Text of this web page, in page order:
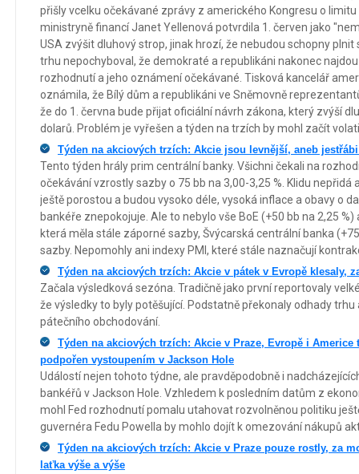
přišly vcelku očekávané zprávy z amerického Kongresu o
ministryně financí Janet Yellenová potvrdila 1. červen jako
USA zvýšit dluhový strop, jinak hrozí, že nebudou schopny plnit
trhu nepochyboval, že demokraté a republikáni nakonec
rozhodnutí a jeho oznámení očekávané. Tisková kancelář
oznámila, že Bílý dům a republikáni ve Sněmovně
že do 1. června bude přijat oficiální návrh zákona, který zvýší
dolarů. Problém je vyřešen a týden na trzích by mohl začít
Týden na akciových trzích: Akcie jsou levnější, aneb
Tento týden hrály prim centrální banky. Všichni čekali na
očekávání vzrostly sazby o 75 bb na 3,00-3,25 %. Klidu
ještě porostou a budou vysoko déle, vysoká inflace a obavy o
bankéře znepokojuje. Ale to nebylo vše BoE (+50 bb na 2,25
která měla stále záporné sazby, Švýcarská centrální banka
sazby. Nepomohly ani indexy PMI, které stále naznačují
Týden na akciových trzích: Akcie v pátek v Evropě klesaly,
Začala výsledková sezóna. Tradičně jako první reportovaly
že výsledky to byly potěšující. Podstatně překonaly odhady
pátečního obchodování.
Týden na akciových trzích: Akcie v Praze, Evropě i
podpořen vystoupením v Jackson Hole
Událostí nejen tohoto týdne, ale pravděpodobně i
bankéřů v Jackson Hole. Vzhledem k posledním datům z
mohl Fed rozhodnutí pomalu utahovat rozvolněnou politiku
guvernéra Fedu Powella by mohlo dojít k omezování nákupů
Týden na akciových trzích: Akcie v Praze pouze rostly, za
laťka výše a výše